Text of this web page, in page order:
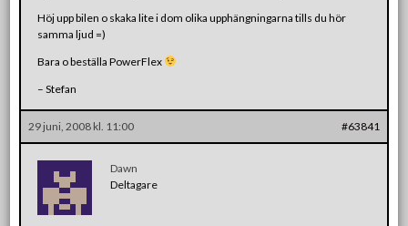
Höj upp bilen o skaka lite i dom olika upphängningarna tills du hör
samma ljud =)
Bara o beställa PowerFlex
– Stefan
29 juni, 2008 kl. 11:00 #63841
Dawn
Deltagare